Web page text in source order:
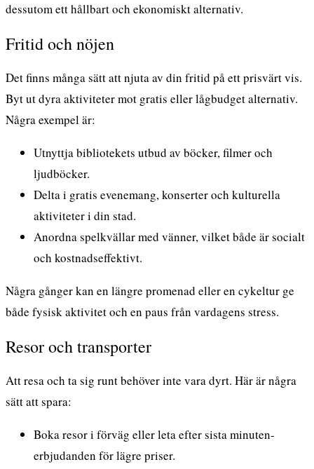
dessutom ett hållbart och ekonomiskt alternativ.
Fritid och nöjen
Det finns många sätt att njuta av din fritid på ett prisvärt vis.
Byt ut dyra aktiviteter mot gratis eller lågbudget alternativ.
Några exempel är:
Utnyttja bibliotekets utbud av böcker, filmer och
ljudböcker.
Delta i gratis evenemang, konserter och kulturella
aktiviteter i din stad.
Anordna spelkvällar med vänner, vilket både är socialt
och kostnadseffektivt.
Några gånger kan en längre promenad eller en cykeltur ge
både fysisk aktivitet och en paus från vardagens stress.
Resor och transporter
Att resa och ta sig runt behöver inte vara dyrt. Här är några
sätt att spara:
Boka resor i förväg eller leta efter sista minuten-
erbjudanden för lägre priser.